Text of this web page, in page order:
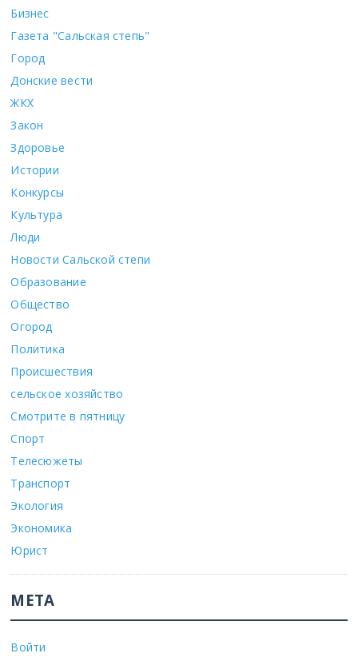
Бизнес
Газета "Сальская степь"
Город
Донские вести
ЖКХ
Закон
Здоровье
Истории
Конкурсы
Культура
Люди
Новости Сальской степи
Образование
Общество
Огород
Политика
Происшествия
сельское хозяйство
Смотрите в пятницу
Спорт
Телесюжеты
Транспорт
Экология
Экономика
Юрист
МЕТА
Войти